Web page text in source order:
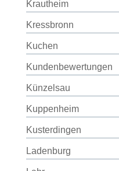
Krautheim
Kressbronn
Kuchen
Kundenbewertungen
Künzelsau
Kuppenheim
Kusterdingen
Ladenburg